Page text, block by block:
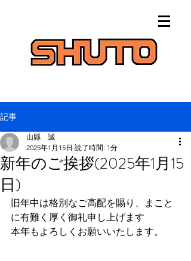
記事
新年のご挨拶(2025年1月15
日)
山縣 誠
2025年1月15日 読了時間: 1分
旧年中は格別なご高配を賜り、まこと
に有難く厚く御礼申し上げます
本年もよろしくお願いいたします。